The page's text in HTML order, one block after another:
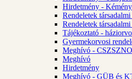
Hirdetmény -
Rendeletek társadalmi
Rendeletek társadalmi
Tájékoztató -
Gyermekorvosi
Meghívó -
Meghívó
Hirdetmény
Meghívó - GÜB és